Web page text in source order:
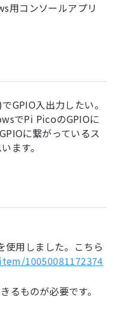
用コンソールアプリ
GPIO入出力したい。
でPi PicoのGPIOに
に繋がっているス
ます。
用しました。こちら
10050081172374
るものが必要です。